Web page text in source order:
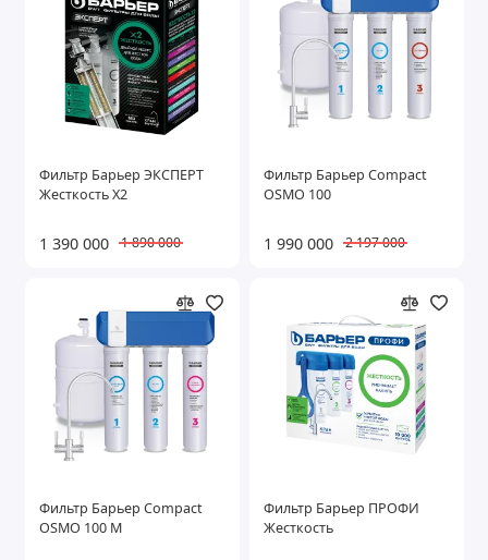
Фильтр Барьер ЭКСПЕРТ
Жесткость Х2
1 390 000 1 890 000
Фильтр Барьер Compact
OSMO 100
1 990 000 2 197 000
Фильтр Барьер Compact
OSMO 100 М
Фильтр Барьер ПРОФИ
Жесткость